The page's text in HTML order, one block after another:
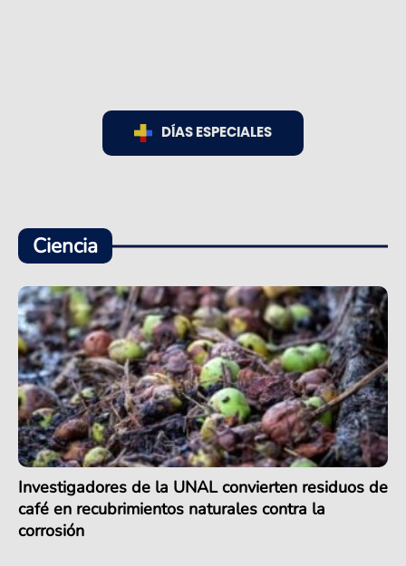
DÍAS ESPECIALES
Ciencia
Investigadores de la UNAL convierten residuos de
café en recubrimientos naturales contra la
corrosión